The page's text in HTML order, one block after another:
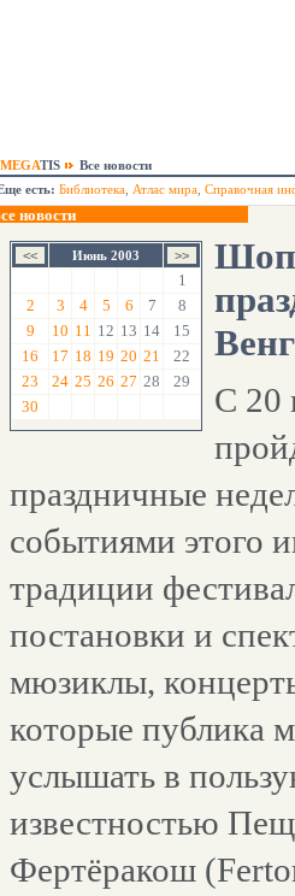
MEGATIS
Все новости
есть: Библиотека Атлас мира Справочная
новости
Июнь 2003
1
2
3 4 5 6 7
8
9
10 11 12 13 14
15
16
17 18 19 20 21
22
23
24 25 26 27 28
29
30
С 20
праздничные
событиями этого
традиции
постановки и
мюзиклы,
которые публика
услышать в
известностью
Фертёракош